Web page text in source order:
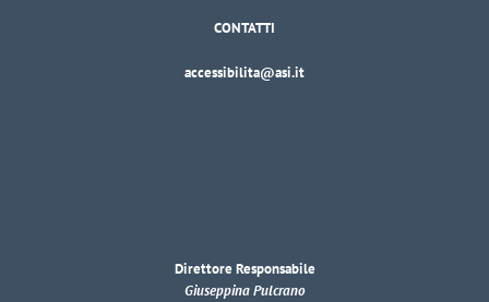
CONTATTI
accessibilita@asi.it
Direttore Responsabile
Giuseppina Pulcrano